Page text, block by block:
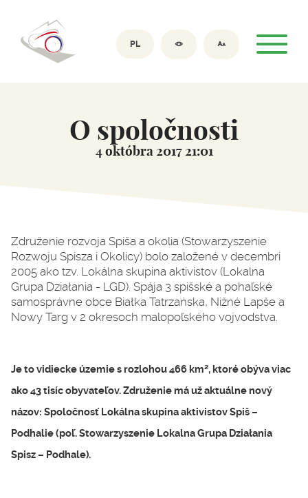
PL
O spoločnosti
4 októbra 2017 21:01
Združenie rozvoja Spiša a okolia (Stowarzyszenie
Rozwoju Spisza i Okolicy) bolo založené v decembri
2005 ako tzv. Lokálna skupina aktivistov (Lokalna
Grupa Działania - LGD). Spája 3 spišské a pohaľské
samosprávne obce Białka Tatrzańska, Nižné Lapše a
Nowy Targ v 2 okresoch malopoľského vojvodstva.
Je to vidiecke územie s rozlohou 466 km2, ktoré obýva viac
ako 43 tisíc obyvateľov. Združenie má už aktuálne nový
názov: Spoločnosť Lokálna skupina aktivistov Spiš –
Podhalie (poľ. Stowarzyszenie Lokalna Grupa Działania
Spisz – Podhale).